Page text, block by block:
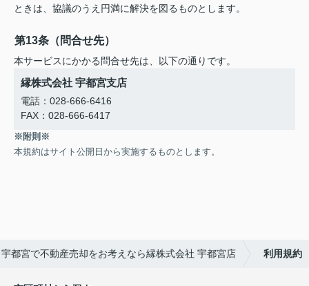
ときは、協議のうえ円満に解決を図るものとします。
第13条（問合せ先）
本サービスにかかる問合せ先は、以下の通りです。
縁株式会社 宇都宮支店
電話：028-666-6416
FAX：028-666-6417
※附則※
本規約はサイト公開日から実施するものとします。
宇都宮で不動産売却をお考えなら縁株式会社 宇都宮店 利用規約